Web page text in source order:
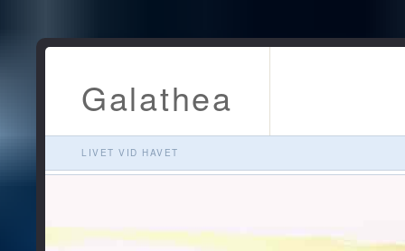
Galathea
LIVET VID HAVET